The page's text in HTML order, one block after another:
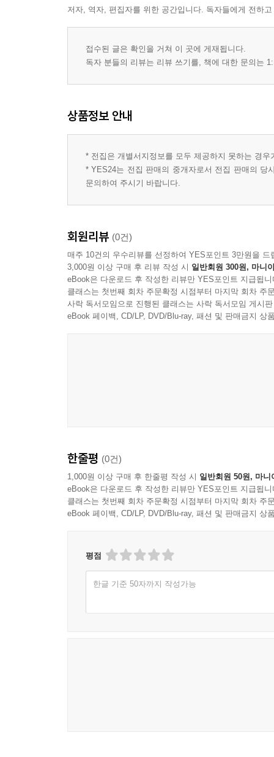
저자, 역자, 편집자를 위한 공간입니다. 독자들에게 전하
접수된 글은 확인을 거쳐 이 곳에 게재됩니다.
독자 분들의 리뷰는 리뷰 쓰기를, 책에 대한 문의는
상품정보 안내
* 전집은 개별서지정보를 모두 제공하지 못하는 경
* YES24는 전집 판매의 중개자로서 전집 판매의 당
문의하여 주시기 바랍니다.
회원리뷰 (0건)
매주 10건의 우수리뷰를 선정하여 YES포인트 3만원을 드
3,000원 이상 구매 후 리뷰 작성 시 일반회원 300원, 마니
eBook은 다운로드 후 작성한 리뷰만 YES포인트 지급됩니
클래스는 첫번째 회차 주문확정 시점부터 마지막 회차 주
사락 독서모임으로 진행된 클래스는 사락 독서모임 게시
eBook 페이백, CD/LP, DVD/Blu-ray, 패션 및 판매금지 상
한줄평 (0건)
1,000원 이상 구매 후 한줄평 작성 시 일반회원 50원, 마니
eBook은 다운로드 후 작성한 리뷰만 YES포인트 지급됩니
클래스는 첫번째 회차 주문확정 시점부터 마지막 회차 주
eBook 페이백, CD/LP, DVD/Blu-ray, 패션 및 판매금지 상
평점
한글 기준 50자까지 작성가능